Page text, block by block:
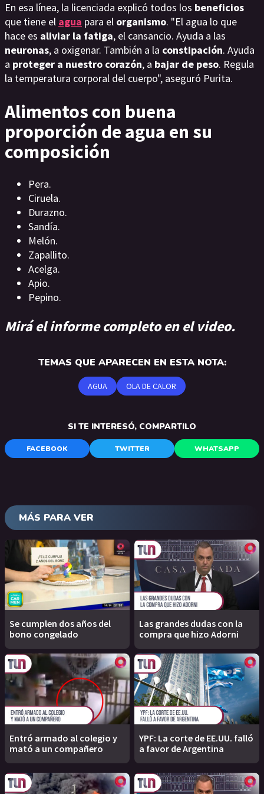
En esa línea, la licenciada explicó todos los beneficios
que tiene el agua para el organismo. "El agua lo que
hace es aliviar la fatiga, el cansancio. Ayuda a las
neuronas, a oxigenar. También a la constipación. Ayuda
a proteger a nuestro corazón, a bajar de peso. Regula
la temperatura corporal del cuerpo", aseguró Purita.
Alimentos con buena
proporción de agua en su
composición
Pera.
Ciruela.
Durazno.
Sandía.
Melón.
Zapallito.
Acelga.
Apio.
Pepino.
Mirá el informe completo en el video.
TEMAS QUE APARECEN EN ESTA NOTA:
AGUA OLA DE CALOR
SI TE INTERESÓ, COMPARTILO
FACEBOOK TWITTER WHATSAPP
MÁS PARA VER
Se cumplen dos años del
bono congelado
Las grandes dudas con la
compra que hizo Adorni
Entró armado al colegio y
mató a un compañero
YPF: La corte de EE.UU. falló
a favor de Argentina